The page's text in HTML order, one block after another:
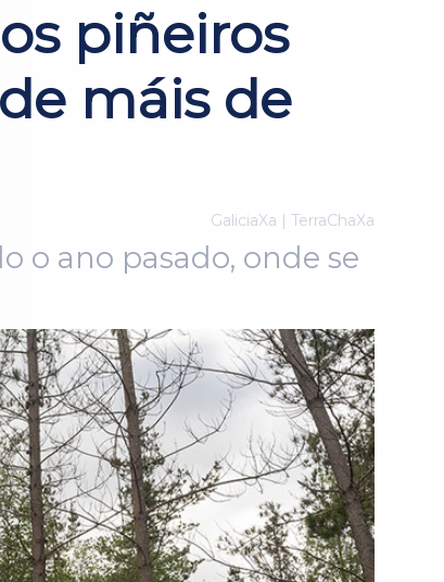
piñeiros
máis de
GaliciaXa | TerraChaXa
o ano pasado, onde se